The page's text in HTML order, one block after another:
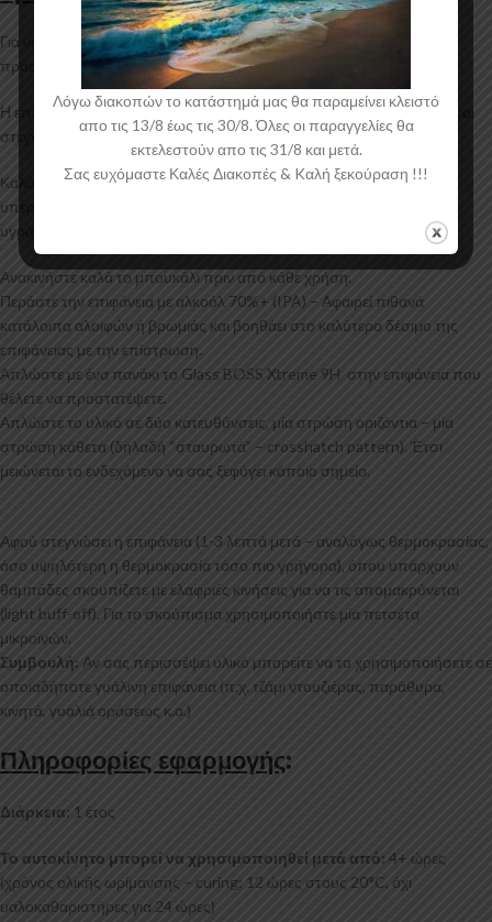
Για να πετύχετε την μέγιστη απόδοση το σημαντικότερο βήμα είναι η
προετοιμασία της επιφάνειας που θέλετε να την εφαρμόσετε.
Η επιφάνεια πρέπει να έχει απολυμανθείπάρα πολύ καλάκαι να είναι
στεγνή.
Καλό είναι οι εφαρμογές να μην γίνονται κάτω από από τον ήλιο ή σε
υπερβολικές θερμοκρασίες (παγετός – καύσωνας ή υπερβολική
υγρασία).
Ανακινήστε καλά το μπουκάλι πριν από κάθε χρήση.
Περάστε την επιφάνεια με αλκοόλ 70%+ (IPA) – Αφαιρεί πιθανά
κατάλοιπα αλοιφών ή βρωμιάς και βοηθάει στο καλύτερο δέσιμο της
επιφάνειας με την επίστρωση.
Απλώστε με ένα πανάκι το Glass BOSS Xtreme 9H στην επιφάνεια που
θέλετε να προστατέψετε.
Απλώστε το υλικό σε δύο κατευθύνσεις, μία στρώση οριζόντια – μία
στρώση κάθετα (δηλαδή “σταυρωτά” – crosshatch pattern). Έτσι
μειώνεται το ενδεχόμενο να σας ξεφύγει κάποιο σημείο.
Αφού στεγνώσει η επιφάνεια (1-3 λεπτά μετά – αναλόγως θερμοκρασίας,
όσο υψηλότερη η θερμοκρασία τόσο πιο γρήγορα), όπου υπάρχουν
θαμπάδες σκουπίζετε με ελαφριές κινήσεις για να τις απομακρύνεται
(light buff-off). Για το σκούπισμα χρησιμοποιήστε μία πετσέτα
μικροϊνών.
Συμβουλή: Αν σας περισσέψει υλικό μπορείτε να το χρησιμοποιήσετε σε
οποιαδήποτε γυάλινη επιφάνεια (π.χ. τζάμι ντουζιέρας, παράθυρα,
κινητά, γυαλιά οράσεως κ.α.)
Πληροφορίες εφαρμογής:
Διάρκεια: 1 έτος
Το αυτοκίνητο μπορεί να χρησιμοποιηθεί μετά από: 4+ ώρες
(χρόνος ολικής ωρίμανσης – curing: 12 ώρες στους 20°C, όχι
υαλοκαθαριστήρες για 24 ώρες)
Λόγω διακοπών το κατάστημά μας θα παραμείνει κλειστό
απο τις 13/8 έως τις 30/8. Όλες οι παραγγελίες θα
εκτελεστούν απο τις 31/8 και μετά.
Σας ευχόμαστε Καλές Διακοπές & Kαλή ξεκούραση !!!